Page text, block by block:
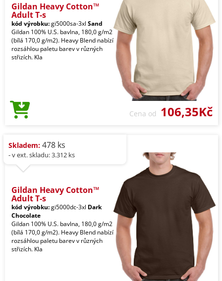
Gildan Heavy Cotton™
Adult T-s
kód výrobku:gi5000sa-3xl Sand
Gildan 100% U.S. bavlna, 180,0 g/m2
(bílá 170,0 g/m2). Heavy Blend nabízí
rozsáhlou paletu barev v různých
střizích. Kla
Cena od 106,35Kč
Skladem: 478 ks
- v ext. skladu: 3.312 ks
Gildan Heavy Cotton™
Adult T-s
kód výrobku:gi5000dc-3xl Dark
Chocolate
Gildan 100% U.S. bavlna, 180,0 g/m2
(bílá 170,0 g/m2). Heavy Blend nabízí
rozsáhlou paletu barev v různých
střizích. Kla